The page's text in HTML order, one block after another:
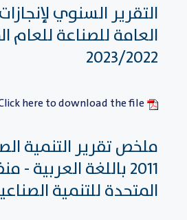
التقرير السنوي
العامة للصناعة للعام
2023/2022
here to download the file
ملخص تقرير التنمية
2011 باللغة العربية
المتحدة للتنمية